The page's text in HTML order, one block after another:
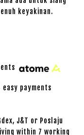
keyakinan.
payments
J&T or Poslaju
within 7 working